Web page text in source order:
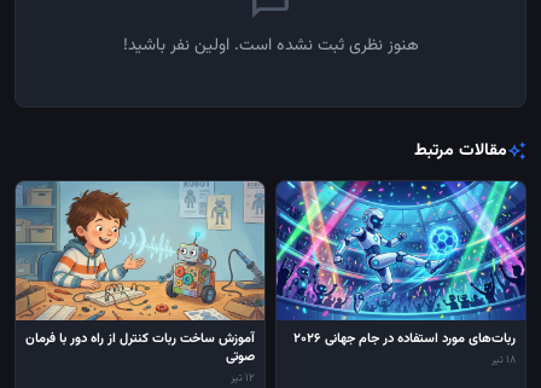
هنوز نظری ثبت نشده است. اولین نفر باشید!
auto_awesomeمقالات مرتبط
ربات‌های مورد استفاده در جام جهانی 2026
18 تیر
آموزش ساخت ربات کنترل از راه دور با فرمان
صوتی
12 تیر